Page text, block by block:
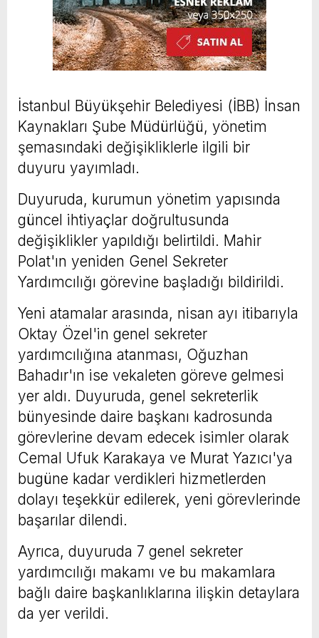
İstanbul Büyükşehir Belediyesi (İBB) İnsan
Kaynakları Şube Müdürlüğü, yönetim
şemasındaki değişikliklerle ilgili bir
duyuru yayımladı.
Duyuruda, kurumun yönetim yapısında
güncel ihtiyaçlar doğrultusunda
değişiklikler yapıldığı belirtildi. Mahir
Polat'ın yeniden Genel Sekreter
Yardımcılığı görevine başladığı bildirildi.
Yeni atamalar arasında, nisan ayı itibarıyla
Oktay Özel'in genel sekreter
yardımcılığına atanması, Oğuzhan
Bahadır'ın ise vekaleten göreve gelmesi
yer aldı. Duyuruda, genel sekreterlik
bünyesinde daire başkanı kadrosunda
görevlerine devam edecek isimler olarak
Cemal Ufuk Karakaya ve Murat Yazıcı'ya
bugüne kadar verdikleri hizmetlerden
dolayı teşekkür edilerek, yeni görevlerinde
başarılar dilendi.
Ayrıca, duyuruda 7 genel sekreter
yardımcılığı makamı ve bu makamlara
bağlı daire başkanlıklarına ilişkin detaylara
da yer verildi.